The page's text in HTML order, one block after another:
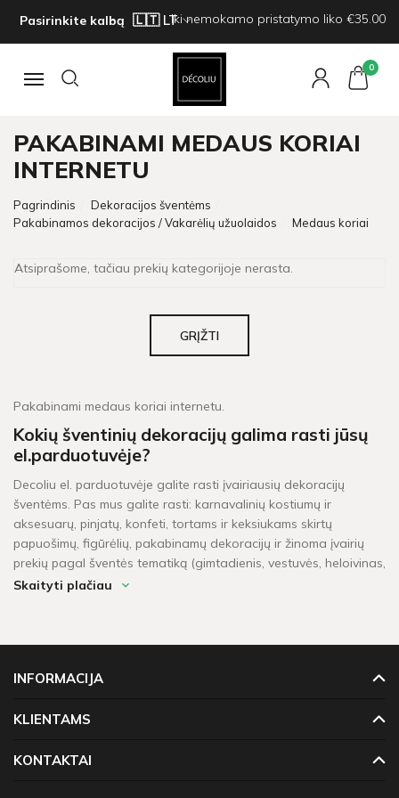
Pasirinkite kalbą Iki nemokamo pristatymo liko €35.00
Navigacija
0
PAKABINAMI MEDAUS KORIAI
INTERNETU
Pagrindinis
Dekoracijos šventėms
Pakabinamos dekoracijos / Vakarėlių užuolaidos
Medaus koriai
Atsiprašome, tačiau prekių kategorijoje nerasta.
GRĮŽTI
Pakabinami medaus koriai internetu.
Kokių šventinių dekoracijų galima rasti jūsų
el.parduotuvėje?
Decoliu el. parduotuvėje galite rasti įvairiausių dekoracijų
šventėms. Pas mus galite rasti: karnavalinių kostiumų ir
aksesuarų, pinjatų, konfeti, tortams ir keksiukams skirtų
papuošimų, figūrėlių, pakabinamų dekoracijų ir žinoma įvairių
prekių pagal šventės tematiką (gimtadienis, vestuvės, heloivinas,
kalėdos, krikštynos, mergvakaris, „baby shower" ir t.t.).
neturime, pristatymas gali užtrukti tarp 4 - 16 darbo dienų.
nemokamas pristatymas!
Skaityti plačiau
INFORMACIJA
KLIENTAMS
KONTAKTAI